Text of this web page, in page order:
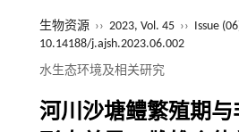
生物资源 ›› 2023, Vol. 45 ›› Issue
10.14188/j.ajsh.2023.06.002
水生态环境及相关研究
河川沙塘鳢繁殖期